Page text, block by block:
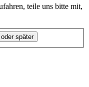
teile uns bitte mit,